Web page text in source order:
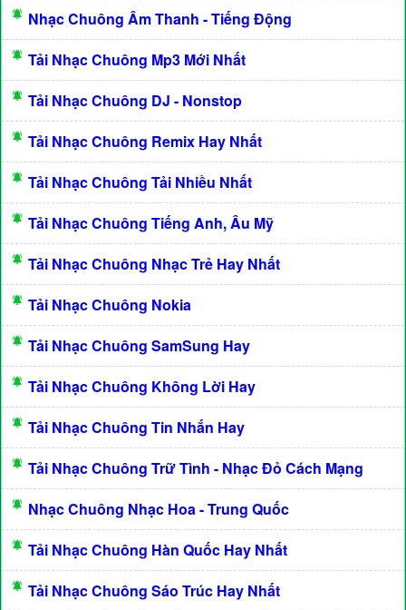
Nhạc Chuông Âm Thanh - Tiếng Động
Tải Nhạc Chuông Mp3 Mới Nhất
Tải Nhạc Chuông DJ - Nonstop
Tải Nhạc Chuông Remix Hay Nhất
Tải Nhạc Chuông Tải Nhiều Nhất
Tải Nhạc Chuông Tiếng Anh, Âu Mỹ
Tải Nhạc Chuông Nhạc Trẻ Hay Nhất
Tải Nhạc Chuông Nokia
Tải Nhạc Chuông SamSung Hay
Tải Nhạc Chuông Không Lời Hay
Tải Nhạc Chuông Tin Nhắn Hay
Tải Nhạc Chuông Trữ Tình - Nhạc Đỏ Cách Mạng
Nhạc Chuông Nhạc Hoa - Trung Quốc
Tải Nhạc Chuông Hàn Quốc Hay Nhất
Tải Nhạc Chuông Sáo Trúc Hay Nhất